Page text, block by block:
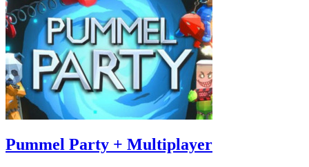
Pummel Party + Multiplayer